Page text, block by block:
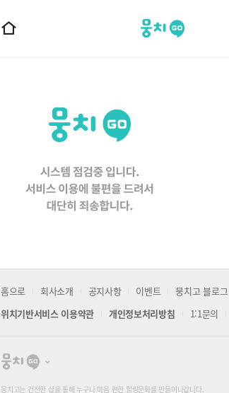
뭉치고
홈
홈으로 회사소개 공지사항 이벤트 뭉치고 블로그
위치기반서비스 이용약관
개인정보처리방침 1:1문의
뭉
고
뭉치고는 건전한 샵을 통해 누구나 마음 편한 힐링문화를 만들어나갑니다.